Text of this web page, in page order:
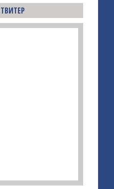
ТВИТЕР